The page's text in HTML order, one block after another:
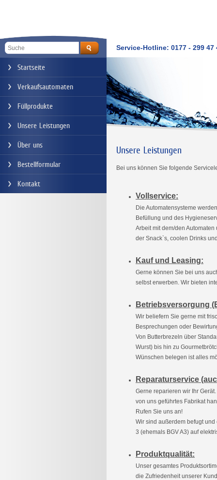
Service-Hotline: 0177 - 299 47
Startseite
Verkaufsautomaten
Füllprodukte
Unsere Leistungen
Über uns
Bestellformular
Kontakt
Unsere Leistungen
Bei uns können Sie folgende
Vollservice:
Die Automatensysteme
Befüllung und des
Arbeit mit dem/den
der Snack`s, coolen Drinks
Kauf und Leasing:
Gerne können Sie bei uns
selbst erwerben. Wir bieten
Betriebsversorgung
Wir beliefern Sie gerne mit
Besprechungen oder
Von Butterbrezeln über
Wurst) bis hin zu
Wünschen belegen ist alles
Reparaturservice
Gerne reparieren wir Ihr
von uns geführtes Fabrikat
Rufen Sie uns an!
Wir sind außerdem befugt
3 (ehemals BGV A3) auf
Produktqualität:
Unser gesamtes
die Zufriedenheit unserer